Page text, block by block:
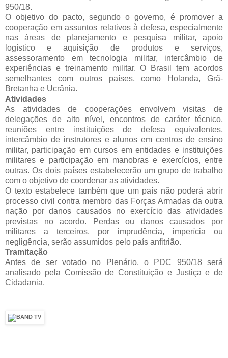
950/18.
O objetivo do pacto, segundo o governo, é promover a
cooperação em assuntos relativos à defesa, especialmente
nas áreas de planejamento e pesquisa militar, apoio
logístico e aquisição de produtos e serviços,
assessoramento em tecnologia militar, intercâmbio de
experiências e treinamento militar. O Brasil tem acordos
semelhantes com outros países, como Holanda, Grã-
Bretanha e Ucrânia.
Atividades
As atividades de cooperações envolvem visitas de
delegações de alto nível, encontros de caráter técnico,
reuniões entre instituições de defesa equivalentes,
intercâmbio de instrutores e alunos em centros de ensino
militar, participação em cursos em entidades e instituições
militares e participação em manobras e exercícios, entre
outras. Os dois países estabelecerão um grupo de trabalho
com o objetivo de coordenar as atividades.
O texto estabelece também que um país não poderá abrir
processo civil contra membro das Forças Armadas da outra
nação por danos causados no exercício das atividades
previstas no acordo. Perdas ou danos causados por
militares a terceiros, por imprudência, imperícia ou
negligência, serão assumidos pelo país anfitrião.
Tramitação
Antes de ser votado no Plenário, o PDC 950/18 será
analisado pela Comissão de Constituição e Justiça e de
Cidadania.